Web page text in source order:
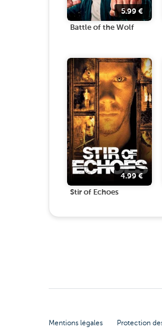
5.99€
Battle of the Wolf
4.99€
Stir of Echoes
Mentions légales Protection